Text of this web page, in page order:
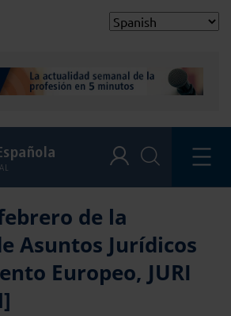
de la
Asuntos Jurídicos
Europeo, JURI